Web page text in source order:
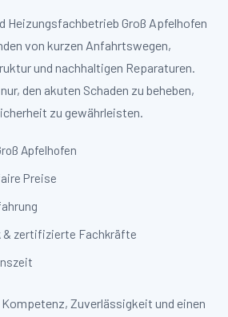
Heizungsfachbetrieb Groß Apfelhofen
von kurzen Anfahrtswegen,
und nachhaltigen Reparaturen.
den akuten Schaden zu beheben,
zu gewährleisten.
Apfelhofen
Preise
& zertifizierte Fachkräfte
Zuverlässigkeit und einen